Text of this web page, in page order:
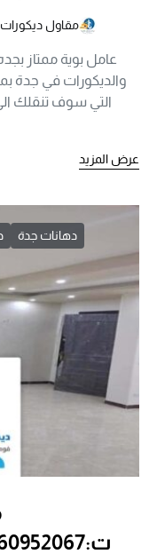
مقاول
عامل بوية ممتاز
والديكورات في جدة
التي سوف تنقلك
عرض المزيد
دهانات جدة